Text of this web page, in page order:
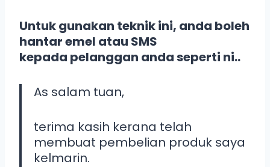
Untuk gunakan teknik ini, anda boleh
hantar emel atau SMS
kepada pelanggan anda seperti ni..
As salam tuan,
terima kasih kerana telah
membuat pembelian produk saya
kelmarin.